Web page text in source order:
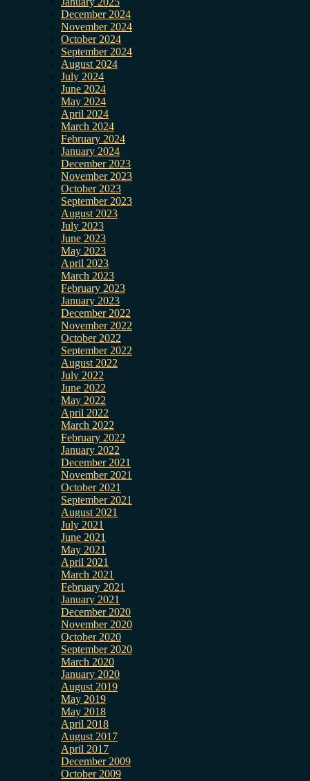
December 2024
November 2024
October 2024
September 2024
August 2024
July 2024
June 2024
May 2024
April 2024
March 2024
February 2024
January 2024
December 2023
November 2023
October 2023
September 2023
August 2023
July 2023
June 2023
May 2023
April 2023
March 2023
February 2023
January 2023
December 2022
November 2022
October 2022
September 2022
August 2022
July 2022
June 2022
May 2022
April 2022
March 2022
February 2022
January 2022
December 2021
November 2021
October 2021
September 2021
August 2021
July 2021
June 2021
May 2021
April 2021
March 2021
February 2021
January 2021
December 2020
November 2020
October 2020
September 2020
March 2020
January 2020
August 2019
May 2019
May 2018
April 2018
August 2017
April 2017
December 2009
October 2009